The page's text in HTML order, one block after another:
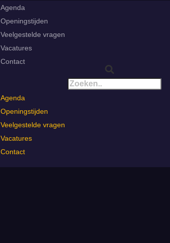
Agenda
Openingstijden
Veelgestelde vragen
Vacatures
Contact
Agenda
Openingstijden
Veelgestelde vragen
Vacatures
Contact